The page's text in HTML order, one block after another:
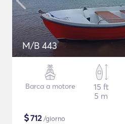
M/B 443
Barca a motore
15 ft
5 m
$712/giorno